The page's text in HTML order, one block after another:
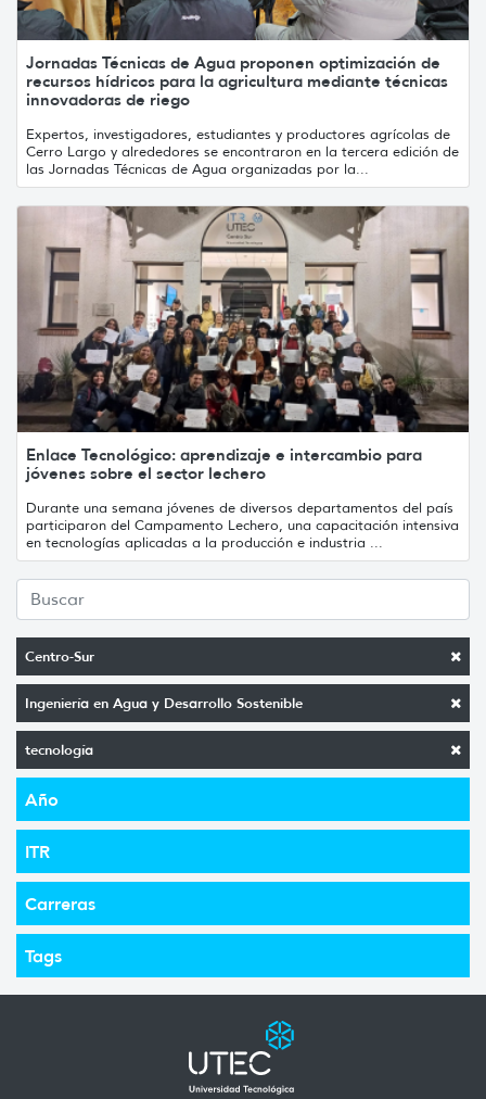
Centro-Sur
Ingeniería en Agua y Desarrollo Sostenible
tecnología
Año
ITR
Carreras
Tags
Jornadas Técnicas de Agua proponen optimización de
recursos hídricos para la agricultura mediante técnicas
innovadoras de riego
Expertos, investigadores, estudiantes y productores agrícolas de
Cerro Largo y alrededores se encontraron en la tercera edición de
las Jornadas Técnicas de Agua organizadas por la...
Enlace Tecnológico: aprendizaje e intercambio para
jóvenes sobre el sector lechero
Durante una semana jóvenes de diversos departamentos del país
participaron del Campamento Lechero, una capacitación intensiva
en tecnologías aplicadas a la producción e industria ...